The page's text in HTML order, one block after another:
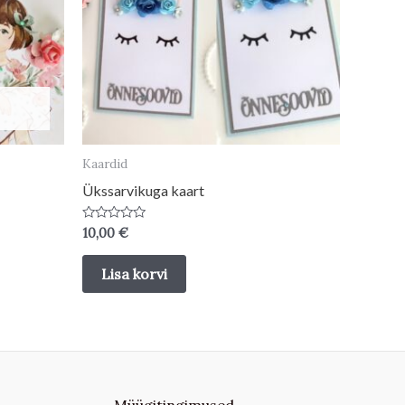
Kaardid
Ükssarvikuga kaart
Hinnanguga
0
/
10,00 €
Lisa korvi